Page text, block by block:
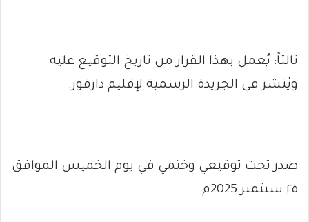
ثالثاً: يُعمل بهذا القرار من تاريخ التوقيع عليه
ويُنشر في الجريدة الرسمية لإقليم دارفور.
صدر تحت توقيعي وختمي في يوم الخميس الموافق
٢٥ سبتمبر 2025م.